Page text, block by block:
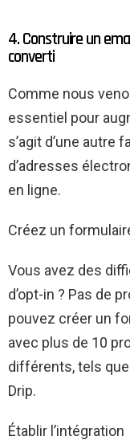
4. Construire un
converti
Comme nous
essentiel pour
s’agit d’une autre
d’adresses
en ligne.
Créez un
Vous avez des
d’opt-in ? Pas de
pouvez créer un
avec plus de 10
différents, tels
Drip.
Établir l’intégration